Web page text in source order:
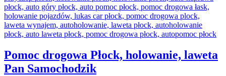
Pomoc drogowa Płock, holowanie, laweta
Pan Samochodzik